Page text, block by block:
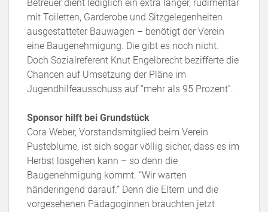
Betreuer dient lediglich ein extra langer, rudimentär
mit Toiletten, Garderobe und Sitzgelegenheiten
ausgestatteter Bauwagen – benötigt der Verein
eine Baugenehmigung. Die gibt es noch nicht.
Doch Sozialreferent Knut Engelbrecht bezifferte die
Chancen auf Umsetzung der Pläne im
Jugendhilfeausschuss auf “mehr als 95 Prozent”.
Sponsor hilft bei Grundstück
Cora Weber, Vorstandsmitglied beim Verein
Pusteblume, ist sich sogar völlig sicher, dass es im
Herbst losgehen kann – so denn die
Baugenehmigung kommt. “Wir warten
händeringend darauf.” Denn die Eltern und die
vorgesehenen Pädagoginnen bräuchten jetzt